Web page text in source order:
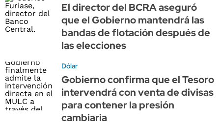
El director del BCRA aseguró
que el Gobierno mantendrá las
bandas de flotación después de
las elecciones
Dólar
Gobierno confirma que el Tesoro
intervendrá con venta de divisas
para contener la presión
cambiaria